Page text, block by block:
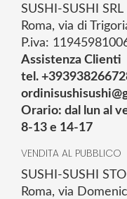
SUSHI-SUSHI SRL
Roma, via di
P.iva:
Assistenza Clienti
tel.
Orario: dal lun al
8-13 e 14-17
VENDITA AL PUBBLICO
SUSHI-SUSHI
Roma, via